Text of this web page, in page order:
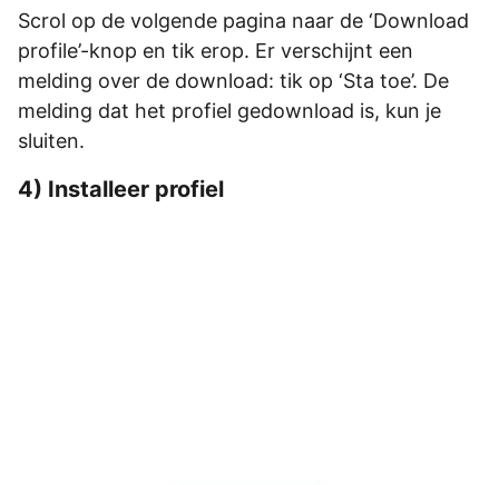
Scrol op de volgende pagina naar de ‘Download
profile’-knop en tik erop. Er verschijnt een
melding over de download: tik op ‘Sta toe’. De
melding dat het profiel gedownload is, kun je
sluiten.
4) Installeer profiel